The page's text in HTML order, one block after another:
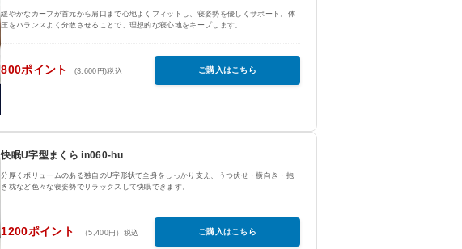
緩やかなカーブが首元から肩口まで心地よくフィットし、寝姿勢を優しくサポート。体
圧をバランスよく分散させることで、理想的な寝心地をキープします。
800ポイント (3,600円)税込 ご購入はこちら
快眠U字型まくら in060-hu
分厚くボリュームのある独自のU字形状で全身をしっかり支え、うつ伏せ・横向き・抱
き枕など色々な寝姿勢でリラックスして快眠できます。
1200ポイント （5,400円）税込 ご購入はこちら